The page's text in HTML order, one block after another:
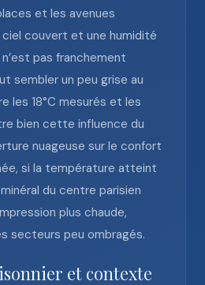
et les avenues
couvert et une humidité
n’est pas franchement
sembler un peu grise au
les 18°C mesurés et les
bien cette influence du
nuageuse sur le confort
si la température atteint
du centre parisien
plus chaude,
secteurs peu ombragés.
et contexte